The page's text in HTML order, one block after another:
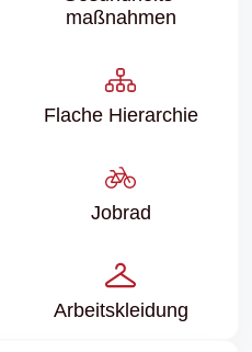
maßnahmen
Flache Hierarchie
Jobrad
Arbeits­kleidung